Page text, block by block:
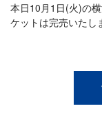
本日10月1日(火)の
ケットは完売いたし